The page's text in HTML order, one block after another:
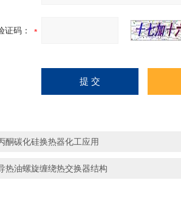
证码：
酮碳化硅换热器化工应用
热油螺旋缠绕热交换器结构